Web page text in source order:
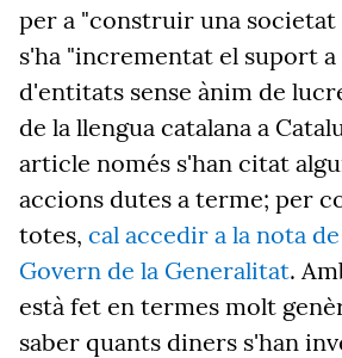
per a "construir una societat
s'ha "incrementat el suport
d'entitats sense ànim de
de la llengua catalana a
article només s'han citat
accions dutes a terme; per
totes, cal accedir a la nota
Govern de la Generalitat.
està fet en termes molt
saber quants diners s'han